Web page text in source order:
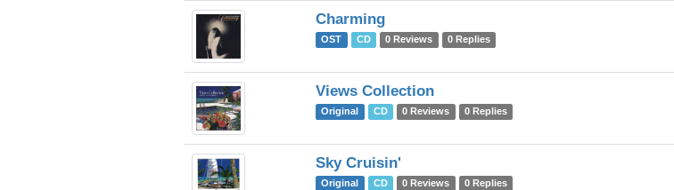
Charming
OST CD 0 Reviews 0 Replies
Views Collection
Original CD 0 Reviews 0 Replies
Sky Cruisin'
Original CD 0 Reviews 0 Replies